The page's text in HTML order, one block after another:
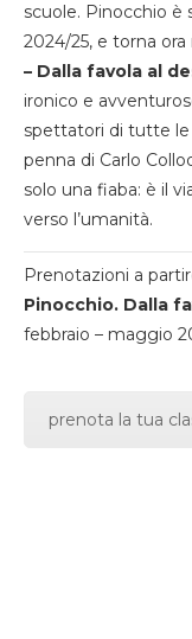
scuole. Pinocchio
2024/25, e torna
– Dalla favola al
ironico e
spettatori di tutte le
penna di Carlo
solo una fiaba: è il
verso l’umanità.
Prenotazioni a
Pinocchio. Dalla
febbraio – maggio
prenota la tua